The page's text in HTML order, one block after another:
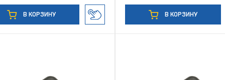
В КОРЗИНУ В КОРЗИНУ